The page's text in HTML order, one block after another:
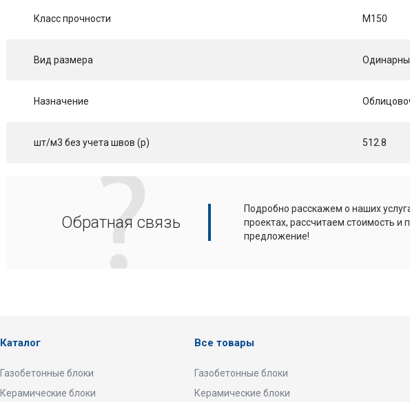
Класс прочности М150
Вид размера
Назначение
шт/м3 без учета швов (p) 512.8
Обратная связь
Подробно расскажем о наших
проектах, рассчитаем стоимость и
предложение!
Каталог
Газобетонные блоки
Керамические блоки
Все товары
Газобетонные блоки
Керамические блоки